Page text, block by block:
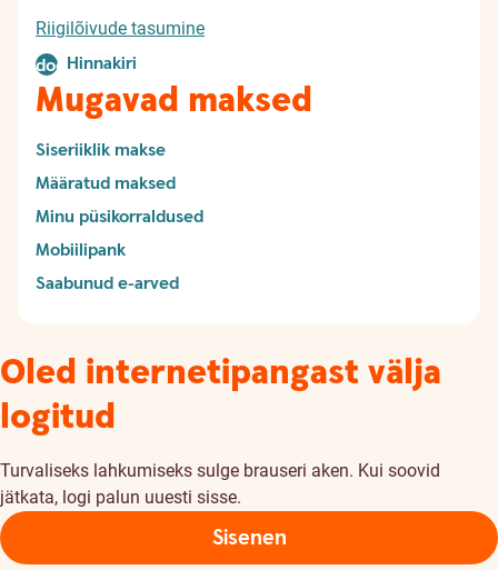
Riigilõivude tasumine
document
Hinnakiri
Mugavad maksed
Siseriiklik makse
Määratud maksed
Minu püsikorraldused
Mobiilipank
Saabunud e-arved
Oled internetipangast välja
logitud
Turvaliseks lahkumiseks sulge brauseri aken. Kui soovid
jätkata, logi palun uuesti sisse.
Sisenen